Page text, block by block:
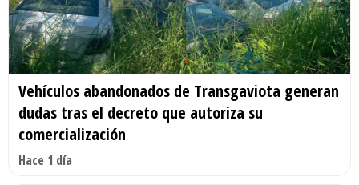
Vehículos abandonados de Transgaviota generan
dudas tras el decreto que autoriza su
comercialización
Hace 1 día